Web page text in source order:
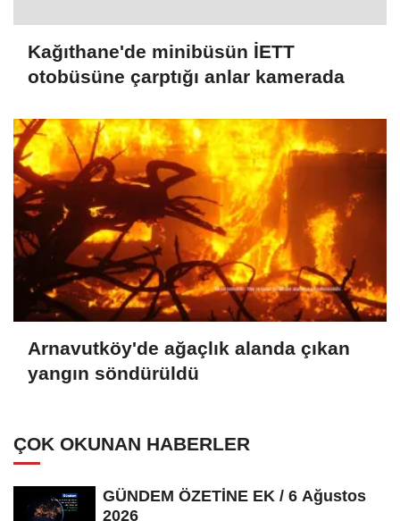
Kağıthane'de minibüsün İETT
otobüsüne çarptığı anlar kamerada
Arnavutköy'de ağaçlık alanda çıkan
yangın söndürüldü
ÇOK OKUNAN HABERLER
GÜNDEM ÖZETİNE EK / 6 Ağustos
2026